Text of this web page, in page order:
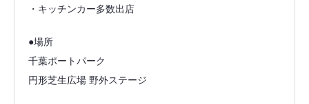
・キッチンカー多数出店
●場所
千葉ポートパーク
円形芝生広場 野外ステージ